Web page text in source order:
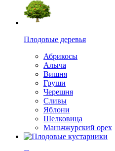
Плодовые деревья
Абрикосы
Алыча
Вишня
Груши
Черешня
Сливы
Яблони
Шелковица
Маньчжурский орех